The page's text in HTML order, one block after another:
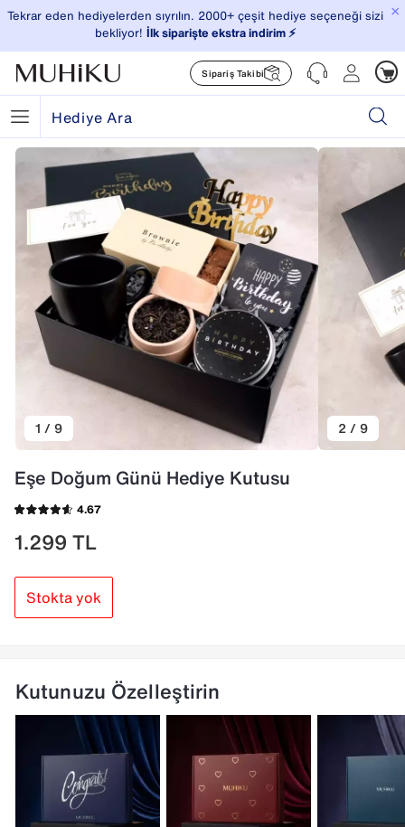
×
Tekrar eden hediyelerden sıyrılın. 2000+ çeşit hediye seçeneği sizi
bekliyor! İlk siparişte ekstra indirim ⚡️
Sipariş Takibi
1 / 9 2 / 9
Eşe Doğum Günü Hediye Kutusu
4.67
1.299 TL
Stokta yok
Kutunuzu Özelleştirin